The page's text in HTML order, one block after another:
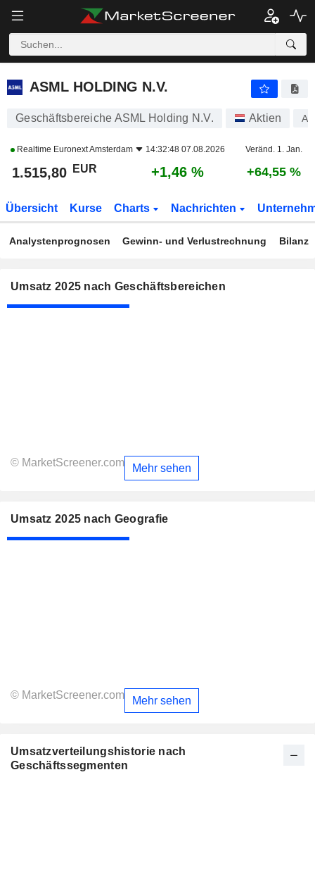
ASML HOLDING N.V.
ASML HOLDING N.V.
Geschäftsbereiche ASML Holding N.V. Aktien
Realtime Euronext Amsterdam 14:32:48 07.08.2026 Veränd. 1. Jan.
1.515,80 EUR +1,46 % +64,55 %
Übersicht Kurse Charts Nachrichten
Analystenprognosen Gewinn- und Verlustrechnung Bilanz
Umsatz 2025 nach Geschäftsbereichen
© MarketScreener.com Mehr sehen
Umsatz 2025 nach Geografie
© MarketScreener.com Mehr sehen
Umsatzverteilungshistorie nach
Geschäftssegmenten